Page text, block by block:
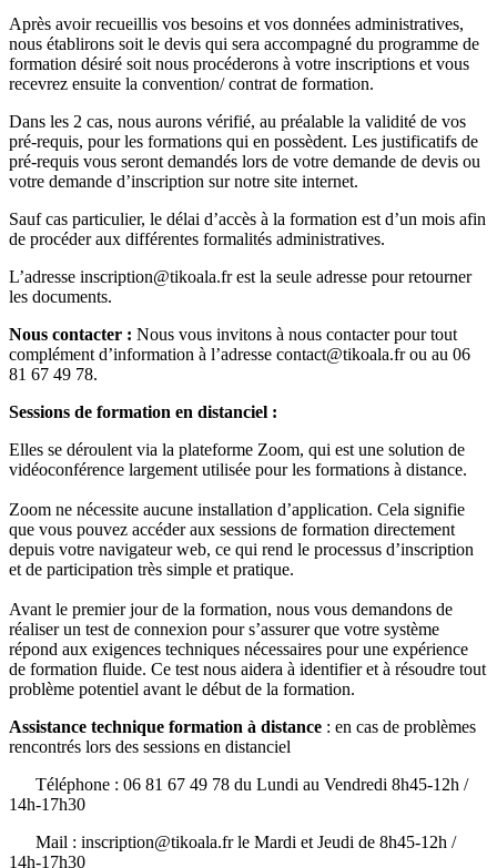
Après avoir recueillis vos besoins et vos données administratives,
nous établirons soit le devis qui sera accompagné du programme de
formation désiré soit nous procéderons à votre inscriptions et vous
recevrez ensuite la convention/ contrat de formation.
Dans les 2 cas, nous aurons vérifié, au préalable la validité de vos
pré-requis, pour les formations qui en possèdent. Les justificatifs de
pré-requis vous seront demandés lors de votre demande de devis ou
votre demande d’inscription sur notre site internet.
Sauf cas particulier, le délai d’accès à la formation est d’un mois afin
de procéder aux différentes formalités administratives.
L’adresse inscription@tikoala.fr est la seule adresse pour retourner
les documents.
Nous contacter : Nous vous invitons à nous contacter pour tout
complément d’information à l’adresse contact@tikoala.fr ou au 06
81 67 49 78.
Sessions de formation en distanciel :
Elles se déroulent via la plateforme Zoom, qui est une solution de
vidéoconférence largement utilisée pour les formations à distance.
Zoom ne nécessite aucune installation d’application. Cela signifie
que vous pouvez accéder aux sessions de formation directement
depuis votre navigateur web, ce qui rend le processus d’inscription
et de participation très simple et pratique.
Avant le premier jour de la formation, nous vous demandons de
réaliser un test de connexion pour s’assurer que votre système
répond aux exigences techniques nécessaires pour une expérience
de formation fluide. Ce test nous aidera à identifier et à résoudre tout
problème potentiel avant le début de la formation.
Assistance technique formation à distance : en cas de problèmes
rencontrés lors des sessions en distanciel
Téléphone : 06 81 67 49 78 du Lundi au Vendredi 8h45-12h /
14h-17h30
Mail : inscription@tikoala.fr le Mardi et Jeudi de 8h45-12h /
14h-17h30